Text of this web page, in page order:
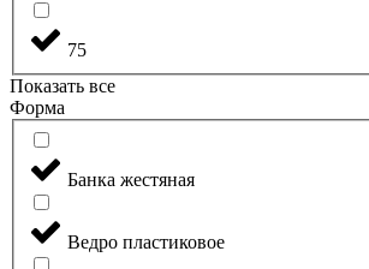
75
Показать все
Форма
Банка жестяная
Ведро пластиковое